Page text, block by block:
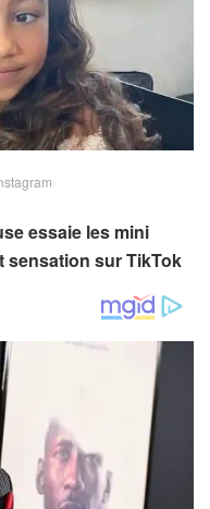
essaie les mini
sensation sur TikTok